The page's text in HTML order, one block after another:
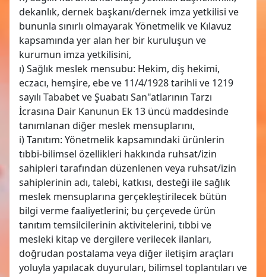
dekanlık, dernek başkanı/dernek imza yetkilisi ve
bununla sınırlı olmayarak Yönetmelik ve Kılavuz
kapsamında yer alan her bir kuruluşun ve
kurumun imza yetkilisini,
ı) Sağlık meslek mensubu: Hekim, diş hekimi,
eczacı, hemşire, ebe ve 11/4/1928 tarihli ve 1219
sayılı Tababet ve Şuabatı San"atlarının Tarzı
İcrasına Dair Kanunun Ek 13 üncü maddesinde
tanımlanan diğer meslek mensuplarını,
i) Tanıtım: Yönetmelik kapsamındaki ürünlerin
tıbbi-bilimsel özellikleri hakkında ruhsat/izin
sahipleri tarafından düzenlenen veya ruhsat/izin
sahiplerinin adı, talebi, katkısı, desteği ile sağlık
meslek mensuplarına gerçekleştirilecek bütün
bilgi verme faaliyetlerini; bu çerçevede ürün
tanıtım temsilcilerinin aktivitelerini, tıbbi ve
mesleki kitap ve dergilere verilecek ilanları,
doğrudan postalama veya diğer iletişim araçları
yoluyla yapılacak duyuruları, bilimsel toplantıları ve